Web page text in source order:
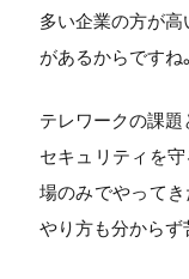
多い企業の方が高
があるからですね。
テレワークの課題
セキュリティを守
場のみでやってき
やり方も分からず